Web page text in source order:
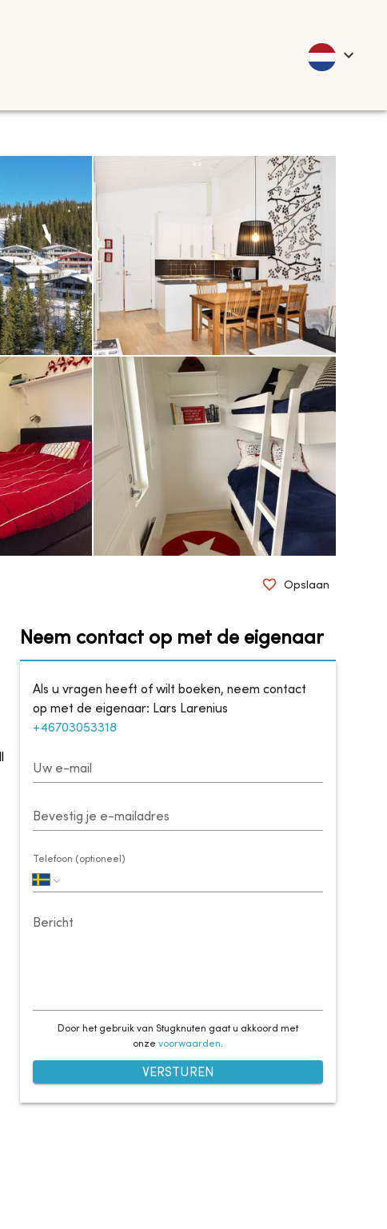
Opslaan
Neem contact op met de eigenaar
Als u vragen heeft of wilt boeken, neem contact
op met de eigenaar: Lars Larenius
+46703053318
Uw e-mail
Bevestig je e-mailadres
Telefoon (optioneel)
Bericht
Door het gebruik van Stugknuten gaat u akkoord met
onze voorwaarden.
VERSTUREN